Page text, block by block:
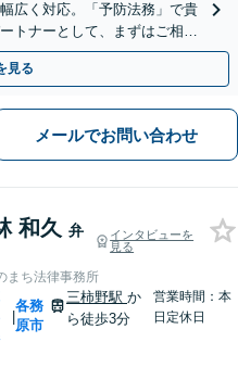
広く対応。「予防法務」で貴
トナーとして、まずはご相談
あり】
見る
メールでお問い合わせ
和久 弁
インタビューを
見る
まち法律事務所
|
各務
原市
三柿野駅か
ら徒歩3分
営業時間：本
日定休日